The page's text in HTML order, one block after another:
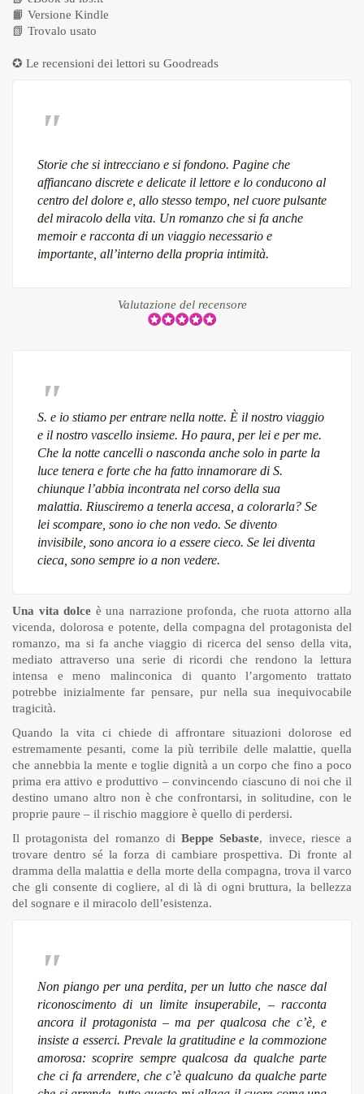
📙 Versione Kindle
📗 Trovalo usato
✪ Le recensioni dei lettori su Goodreads
Storie che si intrecciano e si fondono. Pagine che
affiancano discrete e delicate il lettore e lo conducono al
centro del dolore e, allo stesso tempo, nel cuore pulsante
del miracolo della vita. Un romanzo che si fa anche
memoir e racconta di un viaggio necessario e
importante, all’interno della propria intimità.
Valutazione del recensore
S. e io stiamo per entrare nella notte. È il nostro viaggio
e il nostro vascello insieme. Ho paura, per lei e per me.
Che la notte cancelli o nasconda anche solo in parte la
luce tenera e forte che ha fatto innamorare di S.
chiunque l’abbia incontrata nel corso della sua
malattia. Riusciremo a tenerla accesa, a colorarla? Se
lei scompare, sono io che non vedo. Se divento
invisibile, sono ancora io a essere cieco. Se lei diventa
cieca, sono sempre io a non vedere.
Una vita dolce è una narrazione profonda, che ruota attorno alla
vicenda, dolorosa e potente, della compagna del protagonista del
romanzo, ma si fa anche viaggio di ricerca del senso della vita,
mediato attraverso una serie di ricordi che rendono la lettura
intensa e meno malinconica di quanto l’argomento trattato
potrebbe inizialmente far pensare, pur nella sua inequivocabile
tragicità.
Quando la vita ci chiede di affrontare situazioni dolorose ed
estremamente pesanti, come la più terribile delle malattie, quella
che annebbia la mente e toglie dignità a un corpo che fino a poco
prima era attivo e produttivo – convincendo ciascuno di noi che il
destino umano altro non è che confrontarsi, in solitudine, con le
proprie paure – il rischio maggiore è quello di perdersi.
Il protagonista del romanzo diBeppe Sebaste, invece, riesce a
trovare dentro sé la forza di cambiare prospettiva. Di fronte al
dramma della malattia e della morte della compagna, trova il varco
che gli consente di cogliere, al di là di ogni bruttura, la bellezza
del sognare e il miracolo dell’esistenza.
Non piango per una perdita, per un lutto che nasce dal
riconoscimento di un limite insuperabile, – racconta
ancora il protagonista – ma per qualcosa che c’è, e
insiste a esserci. Prevale la gratitudine e la commozione
amorosa: scoprire sempre qualcosa da qualche parte
che ci fa arrendere, che c’è qualcuno da qualche parte